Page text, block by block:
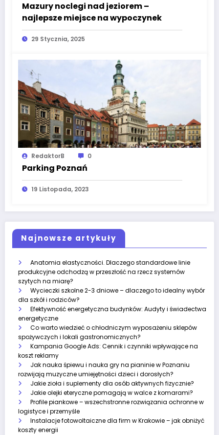
Mazury noclegi nad jeziorem –
najlepsze miejsce na wypoczynek
29 Stycznia, 2025
RedaktorB 0
Parking Poznań
19 Listopada, 2023
Najnowsze artykuły
Anatomia elastyczności. Dlaczego standardowe linie
produkcyjne odchodzą w przeszłość na rzecz systemów
szytych na miarę?
Wycieczki szkolne 2-3 dniowe – dlaczego to idealny wybór
dla szkół i rodziców?
Efektywność energetyczna budynków: Audyty i świadectwa
energetyczne
Co warto wiedzieć o chłodniczym wyposażeniu sklepów
spożywczych i lokali gastronomicznych?
Kampania Google Ads: Cennik i czynniki wpływające na
koszt reklamy
Jak nauka śpiewu i nauka gry na pianinie w Poznaniu
rozwijają muzyczne umiejętności dzieci i dorosłych?
Jakie zioła i suplementy dla osób aktywnych fizycznie?
Jakie olejki eteryczne pomagają w walce z komarami?
Profile piankowe – wszechstronne rozwiązania ochronne w
logistyce i przemyśle
Instalacje fotowoltaiczne dla firm w Krakowie – jak obniżyć
koszty energii